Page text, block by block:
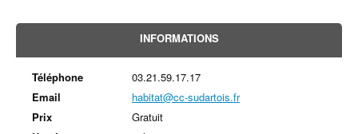
INFORMATIONS
Téléphone
03.21.59.17.17
Email
habitat@cc-sudartois.fr
Prix
Gratuit